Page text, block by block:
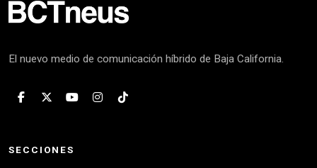
El nuevo medio de comunicación híbrido de Baja California.
SECCIONES